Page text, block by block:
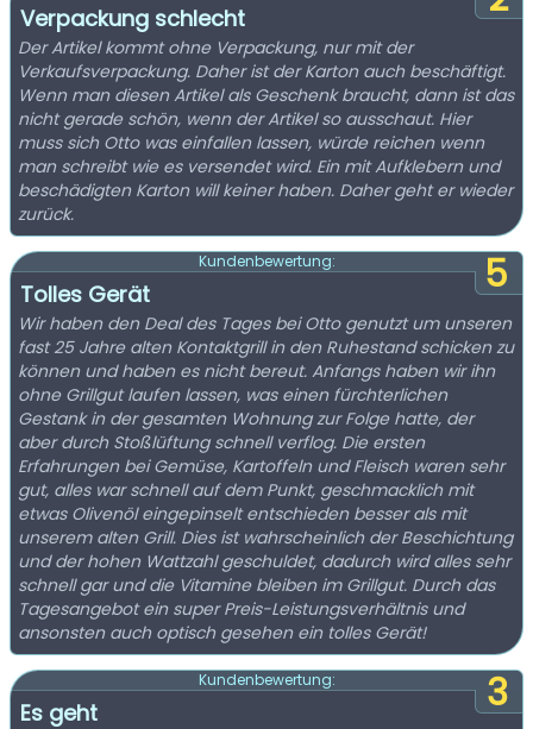
Verpackung schlecht
Der Artikel kommt ohne Verpackung, nur mit der
Verkaufsverpackung. Daher ist der Karton auch beschäftigt.
Wenn man diesen Artikel als Geschenk braucht, dann ist das
nicht gerade schön, wenn der Artikel so ausschaut. Hier
muss sich Otto was einfallen lassen, würde reichen wenn
man schreibt wie es versendet wird. Ein mit Aufklebern und
beschädigten Karton will keiner haben. Daher geht er wieder
zurück.
5
Kundenbewertung:
Tolles Gerät
Wir haben den Deal des Tages bei Otto genutzt um unseren
fast 25 Jahre alten Kontaktgrill in den Ruhestand schicken zu
können und haben es nicht bereut. Anfangs haben wir ihn
ohne Grillgut laufen lassen, was einen fürchterlichen
Gestank in der gesamten Wohnung zur Folge hatte, der
aber durch Stoßlüftung schnell verflog. Die ersten
Erfahrungen bei Gemüse, Kartoffeln und Fleisch waren sehr
gut, alles war schnell auf dem Punkt, geschmacklich mit
etwas Olivenöl eingepinselt entschieden besser als mit
unserem alten Grill. Dies ist wahrscheinlich der Beschichtung
und der hohen Wattzahl geschuldet, dadurch wird alles sehr
schnell gar und die Vitamine bleiben im Grillgut. Durch das
Tagesangebot ein super Preis-Leistungsverhältnis und
ansonsten auch optisch gesehen ein tolles Gerät!
3
Kundenbewertung:
Es geht